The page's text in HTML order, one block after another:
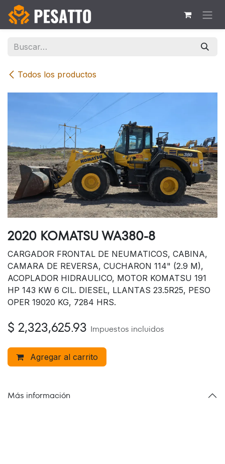
Ir al contenido
Todos los productos
2020 KOMATSU WA380-8
CARGADOR FRONTAL DE NEUMATICOS, CABINA,
CAMARA DE REVERSA, CUCHARON 114" (2.9 M),
ACOPLADOR HIDRAULICO, MOTOR KOMATSU 191
HP 143 KW 6 CIL. DIESEL, LLANTAS 23.5R25, PESO
OPER 19020 KG, 7284 HRS.
$ 2,323,625.93 Impuestos incluidos
Agregar al carrito
Más información